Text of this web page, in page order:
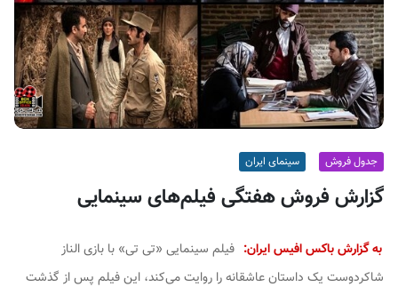
ر
ا
ن
جدول فروش سینمای ایران
گزارش فروش هفتگی فیلم‌های سینمایی
به گزارش باکس افیس ایران: فیلم سینمایی «تی تی» با بازی الناز
شاکردوست یک داستان عاشقانه را روایت می‌کند، این فیلم پس از گذشت